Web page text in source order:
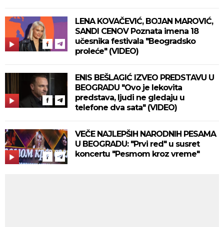
LENA KOVAČEVIĆ, BOJAN MAROVIĆ,
SANDI CENOV Poznata imena 18
učesnika festivala "Beogradsko
proleće" (VIDEO)
ENIS BEŠLAGIĆ IZVEO PREDSTAVU U
BEOGRADU "Ovo je lekovita
predstava, ljudi ne gledaju u
telefone dva sata" (VIDEO)
VEČE NAJLEPŠIH NARODNIH PESAMA
U BEOGRADU: "Prvi red" u susret
koncertu "Pesmom kroz vreme"